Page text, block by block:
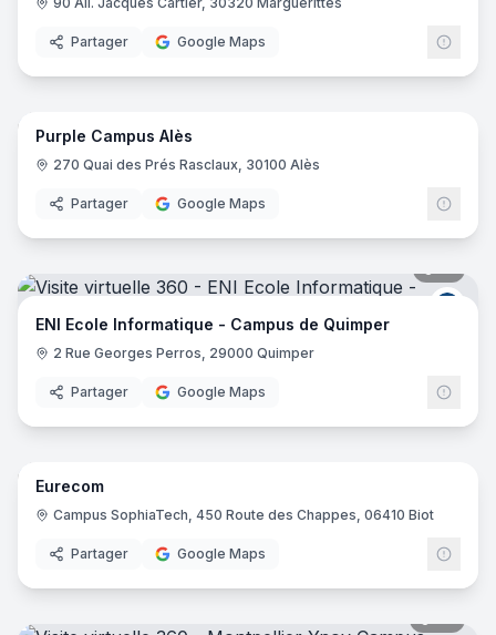
Partager Google Maps
20
Purple Campus Alès
270 Quai des Prés Rasclaux, 30100 Alès
Partager Google Maps
ENI
ENI Ecole Informatique - Campus de Quimper
2 Rue Georges Perros, 29000 Quimper
Partager Google Maps
61
Eurecom
Campus SophiaTech, 450 Route des Chappes, 06410 Biot
Partager Google Maps